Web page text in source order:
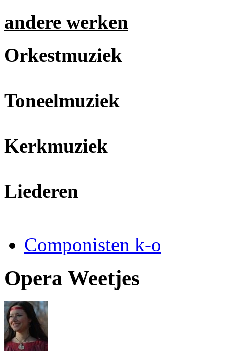
andere werken
Orkestmuziek
Toneelmuziek
Kerkmuziek
Liederen
Componisten k-o
Opera Weetjes